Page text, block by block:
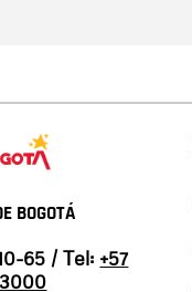
BOGOTÁ
65 / Tel: +57